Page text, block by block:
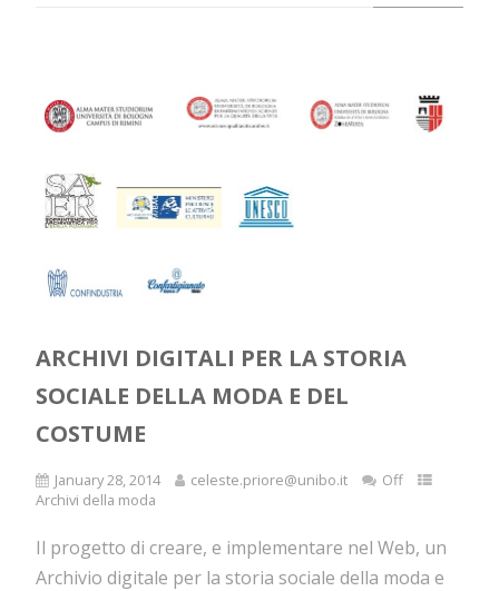
ARCHIVI DIGITALI PER LA STORIA
SOCIALE DELLA MODA E DEL
COSTUME
January 28, 2014 celeste.priore@unibo.it
Off
Archivi della moda
Il progetto di creare, e implementare nel Web, un
Archivio digitale per la storia sociale della moda e